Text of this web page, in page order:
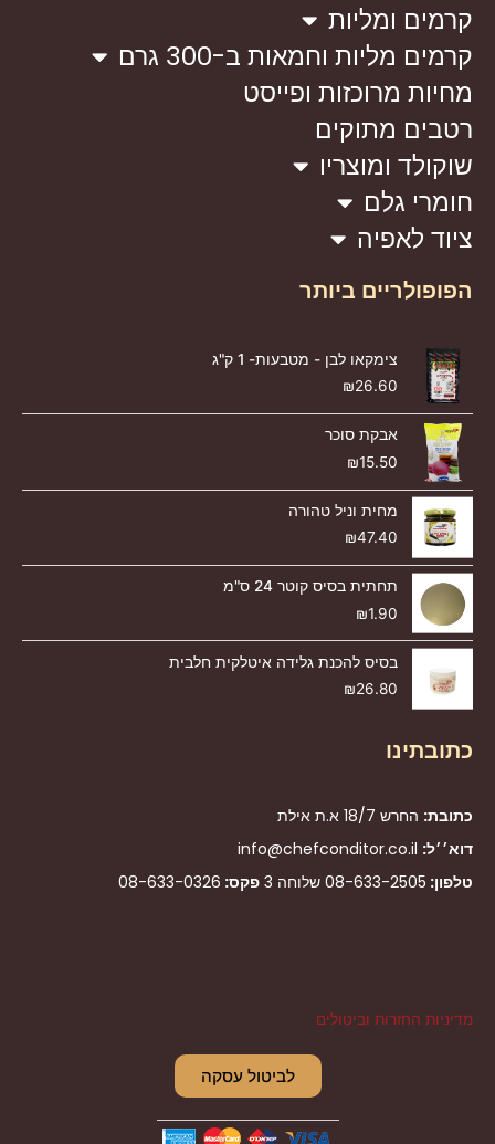
קרמים ומליות
קרמים מליות וחמאות ב-300 גרם
מחיות מרוכזות ופייסט
רטבים מתוקים
שוקולד ומוצריו
חומרי גלם
ציוד לאפיה
הפופולריים ביותר
צימקאו לבן - מטבעות- 1 ק"ג
₪26.60
אבקת סוכר
₪15.50
מחית וניל טהורה
₪47.40
תחתית בסיס קוטר 24 ס"מ
₪1.90
בסיס להכנת גלידה איטלקית חלבית
₪26.80
כתובתינו
כתובת: החרש 18/7 א.ת אילת
דוא׳׳ל: info@chefconditor.co.il
טלפון: 08-633-2505 שלוחה 3 פקס: 08-633-0326
מדיניות החזרות וביטולים
לביטול עסקה